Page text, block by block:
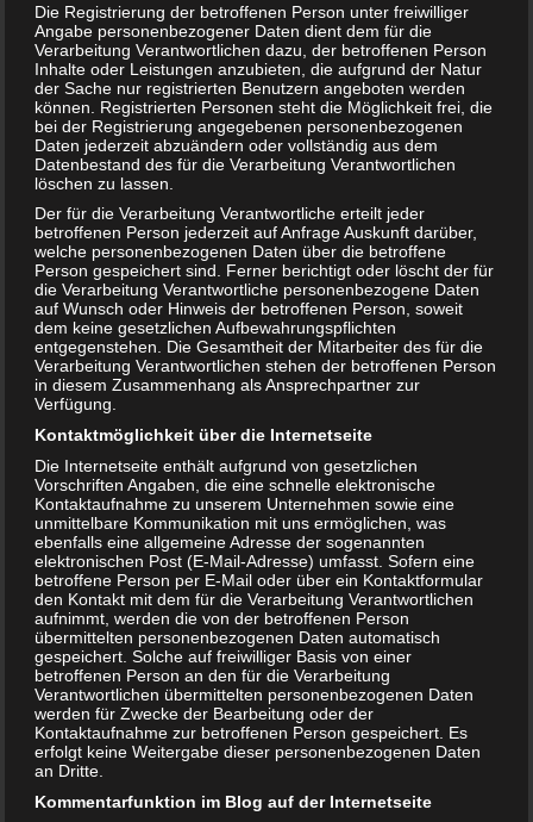
Wie lange bekommen Eltern Kindergeld?
Die Registrierung der betroffenen Person unter freiwilliger
Angabe personenbezogener Daten dient dem für die
Verarbeitung Verantwortlichen dazu, der betroffenen Person
Inhalte oder Leistungen anzubieten, die aufgrund der Natur
der Sache nur registrierten Benutzern angeboten werden
können. Registrierten Personen steht die Möglichkeit frei, die
bei der Registrierung angegebenen personenbezogenen
Daten jederzeit abzuändern oder vollständig aus dem
Datenbestand des für die Verarbeitung Verantwortlichen
löschen zu lassen.
Der für die Verarbeitung Verantwortliche erteilt jeder
betroffenen Person jederzeit auf Anfrage Auskunft darüber,
welche personenbezogenen Daten über die betroffene
Person gespeichert sind. Ferner berichtigt oder löscht der für
die Verarbeitung Verantwortliche personenbezogene Daten
auf Wunsch oder Hinweis der betroffenen Person, soweit
dem keine gesetzlichen Aufbewahrungspflichten
entgegenstehen. Die Gesamtheit der Mitarbeiter des für die
Verarbeitung Verantwortlichen stehen der betroffenen Person
in diesem Zusammenhang als Ansprechpartner zur
Verfügung.
Kontaktmöglichkeit über die Internetseite
Die Internetseite enthält aufgrund von gesetzlichen
Vorschriften Angaben, die eine schnelle elektronische
Kontaktaufnahme zu unserem Unternehmen sowie eine
unmittelbare Kommunikation mit uns ermöglichen, was
ebenfalls eine allgemeine Adresse der sogenannten
elektronischen Post (E-Mail-Adresse) umfasst. Sofern eine
betroffene Person per E-Mail oder über ein Kontaktformular
den Kontakt mit dem für die Verarbeitung Verantwortlichen
aufnimmt, werden die von der betroffenen Person
übermittelten personenbezogenen Daten automatisch
gespeichert. Solche auf freiwilliger Basis von einer
betroffenen Person an den für die Verarbeitung
Verantwortlichen übermittelten personenbezogenen Daten
werden für Zwecke der Bearbeitung oder der
Kontaktaufnahme zur betroffenen Person gespeichert. Es
erfolgt keine Weitergabe dieser personenbezogenen Daten
an Dritte.
Kommentarfunktion im Blog auf der Internetseite